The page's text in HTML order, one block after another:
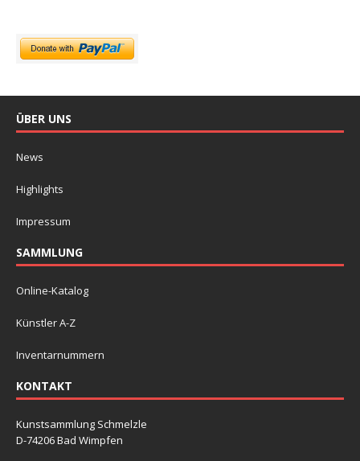
ÜBER UNS
News
Highlights
Impressum
SAMMLUNG
Online-Katalog
Künstler A-Z
Inventarnummern
KONTAKT
Kunstsammlung Schmelzle
D-74206 Bad Wimpfen